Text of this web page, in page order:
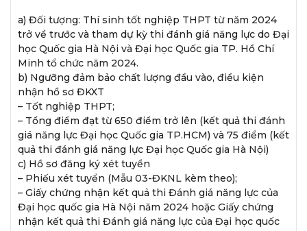
a) Đối tượng: Thí sinh tốt nghiệp THPT từ năm 2024
trở về trước và tham dự kỳ thi đánh giá năng lực do Đại
học Quốc gia Hà Nội và Đại học Quốc gia TP. Hồ Chí
Minh tổ chức năm 2024.
b) Ngưỡng đảm bảo chất lượng đầu vào, điều kiện
nhận hồ sơ ĐKXT
– Tốt nghiệp THPT;
– Tổng điểm đạt từ 650 điểm trở lên (kết quả thi đánh
giá năng lực Đại học Quốc gia TP.HCM) và 75 điểm (kết
quả thi đánh giá năng lực Đại học Quốc gia Hà Nội)
c) Hồ sơ đăng ký xét tuyển
– Phiếu xét tuyển (Mẫu 03-ĐKNL kèm theo);
– Giấy chứng nhận kết quả thi Đánh giá năng lực của
Đại học quốc gia Hà Nội năm 2024 hoặc Giấy chứng
nhận kết quả thi Đánh giá năng lực của Đại học quốc